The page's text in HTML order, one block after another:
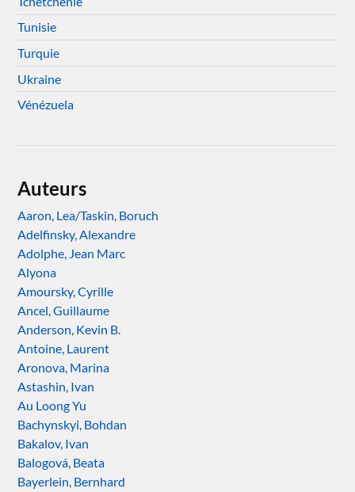
Tunisie
Turquie
Ukraine
Vénézuela
Auteurs
Aaron, Lea/Taskin, Boruch
Adelfinsky, Alexandre
Adolphe, Jean Marc
Alyona
Amoursky, Cyrille
Ancel, Guillaume
Anderson, Kevin B.
Antoine, Laurent
Aronova, Marina
Astashin, Ivan
Au Loong Yu
Bachynskyi, Bohdan
Bakalov, Ivan
Balogová, Beata
Bayerlein, Bernhard